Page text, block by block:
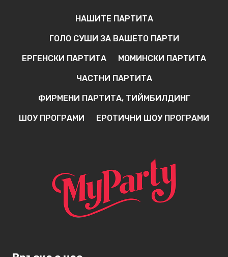
НАШИТЕ ПАРТИТА
ГОЛО СУШИ ЗА ВАШЕТО ПАРТИ
ЕРГЕНСКИ ПАРТИТА МОМИНСКИ ПАРТИТА
ЧАСТНИ ПАРТИТА
ФИРМЕНИ ПАРТИТА, ТИЙМБИЛДИНГ
ШОУ ПРОГРАМИ ЕРОТИЧНИ ШОУ ПРОГРАМИ